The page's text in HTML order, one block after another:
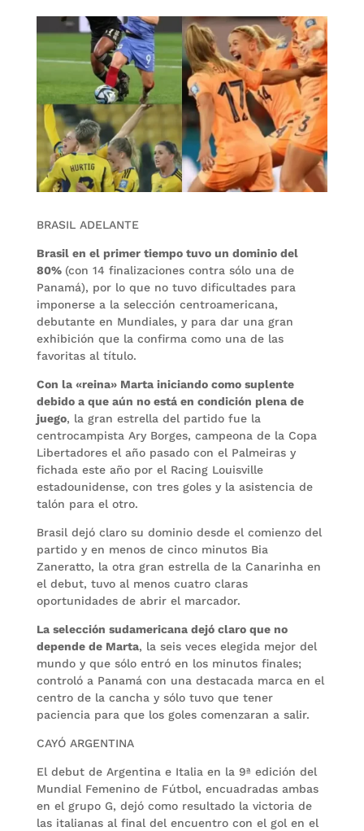
BRASIL ADELANTE
Brasil en el primer tiempo tuvo un dominio del
80% (con 14 finalizaciones contra sólo una de
Panamá), por lo que no tuvo dificultades para
imponerse a la selección centroamericana,
debutante en Mundiales, y para dar una gran
exhibición que la confirma como una de las
favoritas al título.
Con la «reina» Marta iniciando como suplente
debido a que aún no está en condición plena de
juego, la gran estrella del partido fue la
centrocampista Ary Borges, campeona de la Copa
Libertadores el año pasado con el Palmeiras y
fichada este año por el Racing Louisville
estadounidense, con tres goles y la asistencia de
talón para el otro.
Brasil dejó claro su dominio desde el comienzo del
partido y en menos de cinco minutos Bia
Zaneratto, la otra gran estrella de la Canarinha en
el debut, tuvo al menos cuatro claras
oportunidades de abrir el marcador.
La selección sudamericana dejó claro que no
depende de Marta, la seis veces elegida mejor del
mundo y que sólo entró en los minutos finales;
controló a Panamá con una destacada marca en el
centro de la cancha y sólo tuvo que tener
paciencia para que los goles comenzaran a salir.
CAYÓ ARGENTINA
El debut de Argentina e Italia en la 9ª edición del
Mundial Femenino de Fútbol, encuadradas ambas
en el grupo G, dejó como resultado la victoria de
las italianas al final del encuentro con el gol en el